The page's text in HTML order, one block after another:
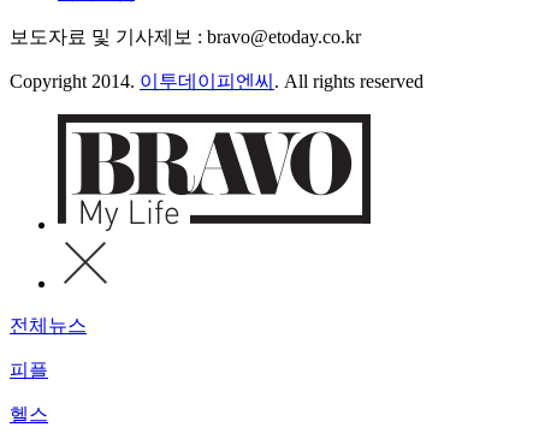
보도자료 및 기사제보 : bravo@etoday.co.kr
Copyright 2014. 이투데이피엔씨 . All rights reserved
전체뉴스
피플
헬스